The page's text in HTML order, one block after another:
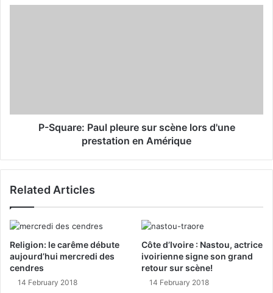
P-Square: Paul pleure sur scène lors d'une
prestation en Amérique
Related Articles
Religion: le carême débute
aujourd’hui mercredi des
cendres
14 February 2018
Côte d’Ivoire : Nastou, actrice
ivoirienne signe son grand
retour sur scène!
14 February 2018